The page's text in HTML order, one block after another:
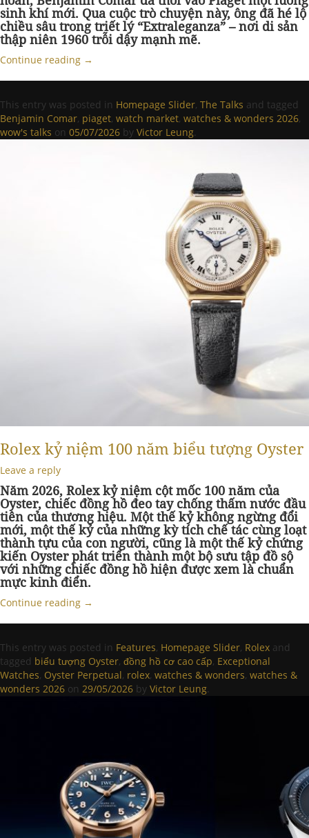
sinh khí mới. Qua cuộc trò chuyện này, ông đã hé lộ
chiều sâu trong triết lý “Extraleganza” – nơi di sản
thập niên 1960 trỗi dậy mạnh mẽ.
Continue reading →
This entry was posted in Homepage Slider, The Talks and tagged
Benjamin Comar, piaget, watch market, watches & wonders 2026,
wow's talks on 05/07/2026 by Victor Leung.
Rolex kỷ niệm 100 năm biểu tượng Oyster
Leave a reply
Năm 2026, Rolex kỷ niệm cột mốc 100 năm của
Oyster, chiếc đồng hồ đeo tay chống thấm nước đầu
tiên của thương hiệu. Một thế kỷ không ngừng đổi
mới, một thế kỷ của những kỳ tích chế tác cùng loạt
thành tựu của con người, cũng là một thế kỷ chứng
kiến Oyster phát triển thành một bộ sưu tập đồ sộ
với những chiếc đồng hồ hiện được xem là chuẩn
mực kinh điển.
Continue reading →
This entry was posted in Features, Homepage Slider, Rolex and
tagged biểu tượng Oyster, đồng hồ cơ cao cấp, Exceptional
Watches, Oyster Perpetual, rolex, watches & wonders, watches &
wonders 2026 on 29/05/2026 by Victor Leung.